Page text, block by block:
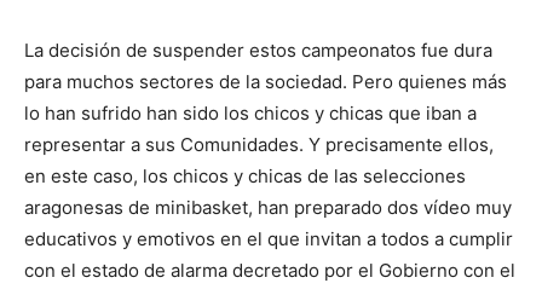
La decisión de suspender estos campeonatos fue dura
para muchos sectores de la sociedad. Pero quienes más
lo han sufrido han sido los chicos y chicas que iban a
representar a sus Comunidades. Y precisamente ellos,
en este caso, los chicos y chicas de las selecciones
aragonesas de minibasket, han preparado dos vídeo muy
educativos y emotivos en el que invitan a todos a cumplir
con el estado de alarma decretado por el Gobierno con el